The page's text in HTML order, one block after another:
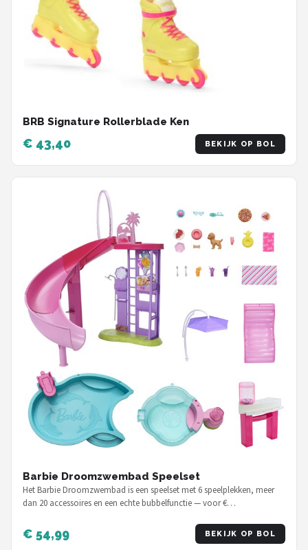
BRB Signature Rollerblade Ken
€ 43,40 BEKIJK OP BOL
Barbie Droomzwembad Speelset
Het Barbie Droomzwembad is een speelset met 6 speelplekken, meer
dan 20 accessoires en een echte bubbelfunctie — voor €…
€ 54,99 BEKIJK OP BOL